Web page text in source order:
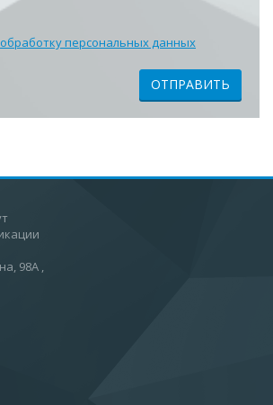
обработку персональных данных
ОТПРАВИТЬ
98А ,